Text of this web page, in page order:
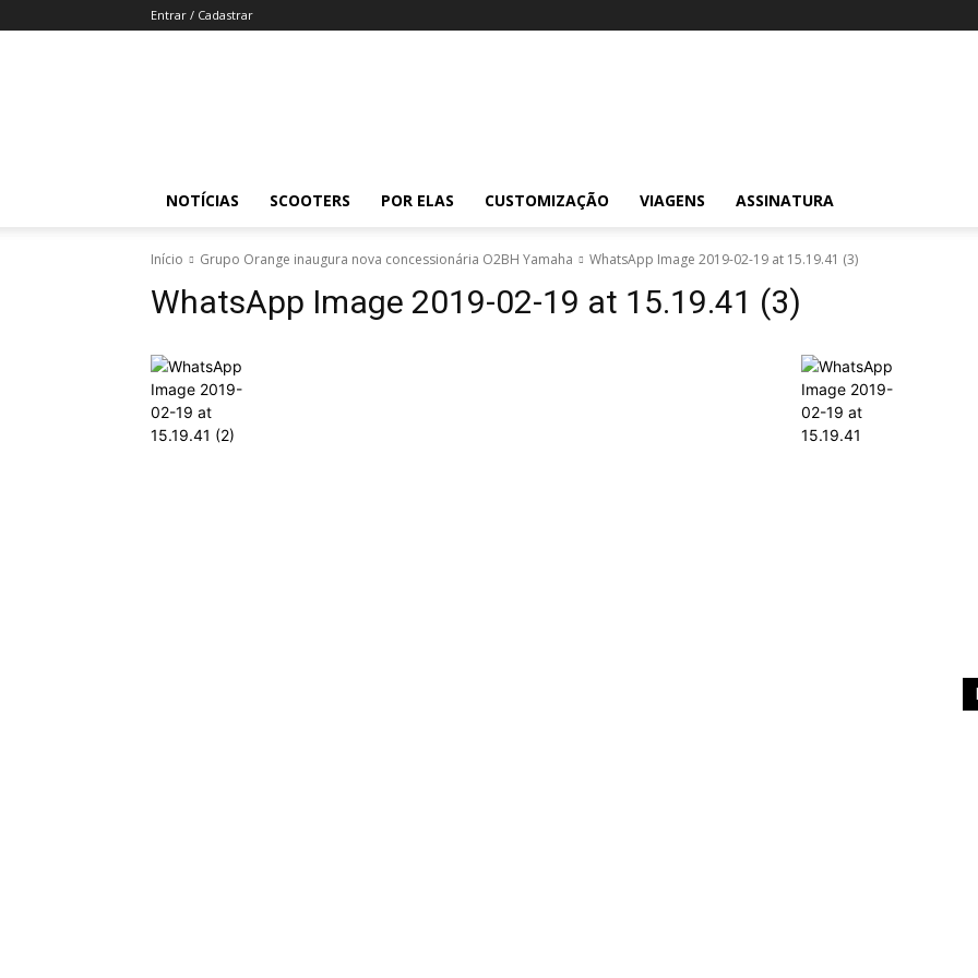
Entrar / Cadastrar
NOTÍCIAS SCOOTERS POR ELAS CUSTOMIZAÇÃO VIAGENS ASSINATURA
Início Grupo Orange inaugura nova concessionária O2BH Yamaha WhatsApp Image 2019-02-19 at 15.19.41 (3)
WhatsApp Image 2019-02-19 at 15.19.41 (3)